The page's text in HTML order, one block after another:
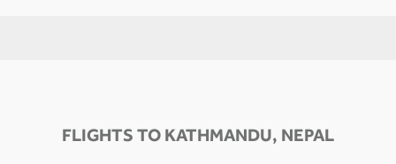
FLIGHTS TO KATHMANDU, NEPAL